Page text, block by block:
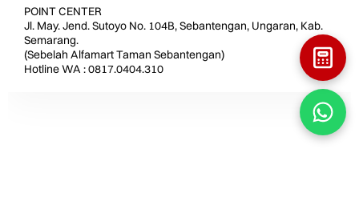
POINT CENTER
Jl. May. Jend. Sutoyo No. 104B, Sebantengan, Ungaran, Kab.
Semarang.
(Sebelah Alfamart Taman Sebantengan)
Hotline WA : 0817.0404.310